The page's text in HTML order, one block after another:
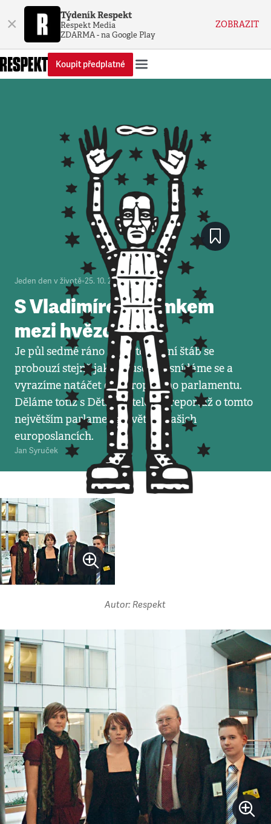
× Týdeník Respekt
Respekt Media
ZDARMA - na Google Play
ZOBRAZIT
Koupit předplatné
Jeden den v životě•25. 10. 2008•4minuty
S Vladimírem Remkem
mezi hvězdami
Je půl sedmé ráno a náš televizní štáb se
probouzí stejně jako Brusel. Nasnídáme se a
vyrazíme natáčet do Evropského parlamentu.
Děláme totiž s Dětskou televizí reportáž o tomto
největším parlamentu světa a našich
europoslancích.
Jan Syruček
Autor: Respekt